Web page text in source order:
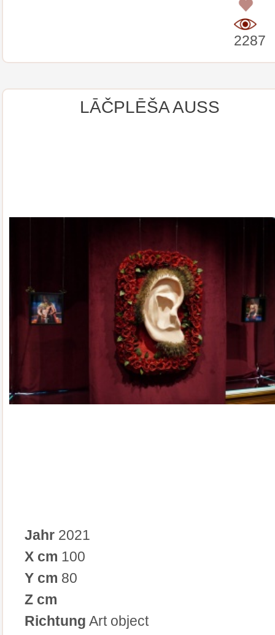
2287
LĀČPLĒŠA AUSS
Jahr 2021
X cm 100
Y cm 80
Z cm
Richtung Art object